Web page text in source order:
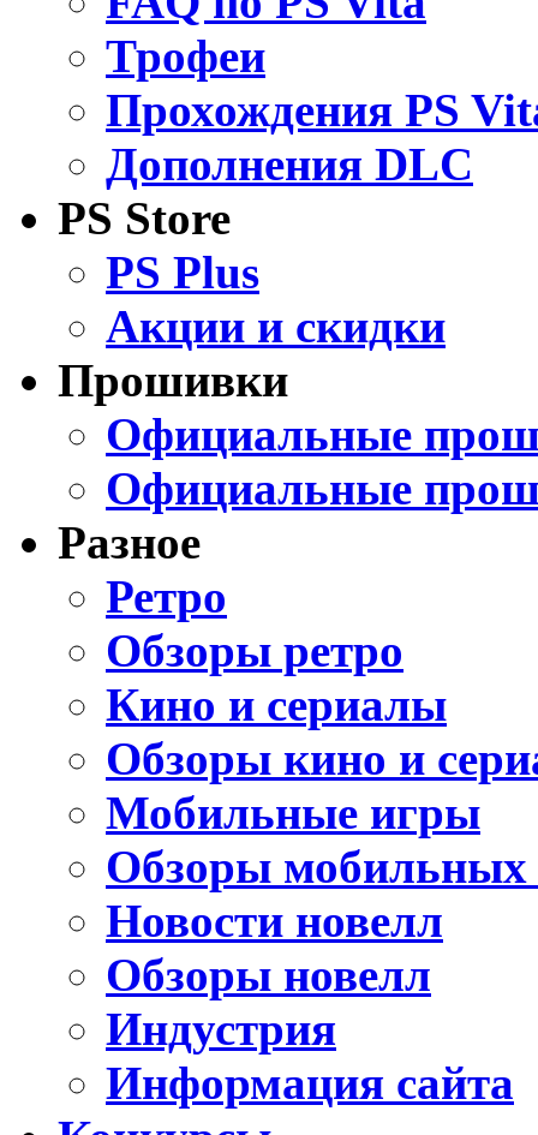
Трофеи
Прохождения PS
Дополнения DLC
PS Store
PS Plus
Акции и скидки
Прошивки
Официальные
Официальные
Разное
Ретро
Обзоры ретро
Кино и сериалы
Обзоры кино и
Мобильные игры
Обзоры мобильных
Новости новелл
Обзоры новелл
Индустрия
Информация сайта